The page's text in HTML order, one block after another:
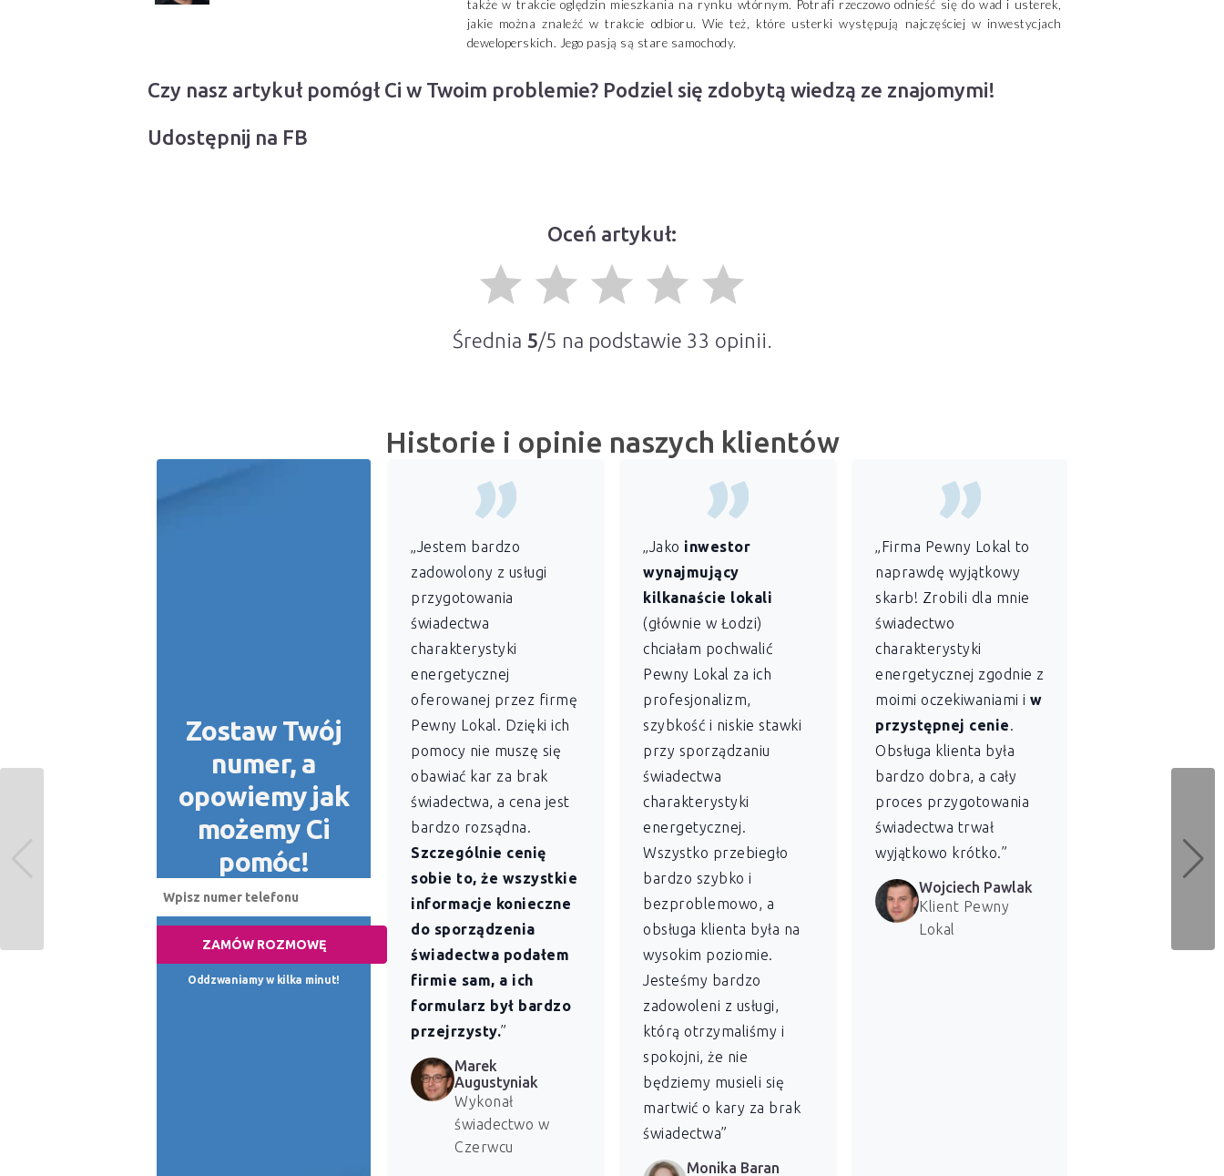
także w trakcie oględzin mieszkania na rynku wtórnym. Potrafi rzeczowo odnieść się do wad i usterek,
jakie można znaleźć w trakcie odbioru. Wie też, które usterki występują najczęściej w inwestycjach
deweloperskich. Jego pasją są stare samochody.
Czy nasz artykuł pomógł Ci w Twoim problemie? Podziel się zdobytą wiedzą ze znajomymi!
Udostępnij na FB
Oceń artykuł:
grade grade grade grade grade
Średnia 5/5 na podstawie 33 opinii.
Historie i opinie naszych klientów
Zostaw Twój
numer, a
opowiemy jak
możemy Ci
pomóc!
ZAMÓW ROZMOWĘ
Oddzwaniamy w kilka minut!
„Jestem bardzo
zadowolony z usługi
przygotowania
świadectwa
charakterystyki
energetycznej
oferowanej przez firmę
Pewny Lokal. Dzięki ich
pomocy nie muszę się
obawiać kar za brak
świadectwa, a cena jest
bardzo rozsądna.
Szczególnie cenię
sobie to, że wszystkie
informacje konieczne
do sporządzenia
świadectwa podałem
firmie sam, a ich
formularz był bardzo
przejrzysty.”
Marek
Augustyniak
Wykonał
świadectwo w
Czerwcu
„Jako inwestor
wynajmujący
kilkanaście lokali
(głównie w Łodzi)
chciałam pochwalić
Pewny Lokal za ich
profesjonalizm,
szybkość i niskie stawki
przy sporządzaniu
świadectwa
charakterystyki
energetycznej.
Wszystko przebiegło
bardzo szybko i
bezproblemowo, a
obsługa klienta była na
wysokim poziomie.
Jesteśmy bardzo
zadowoleni z usługi,
którą otrzymaliśmy i
spokojni, że nie
będziemy musieli się
martwić o kary za brak
świadectwa”
Monika Baran
„Firma Pewny Lokal to
naprawdę wyjątkowy
skarb! Zrobili dla mnie
świadectwo
charakterystyki
energetycznej zgodnie z
moimi oczekiwaniami i w
przystępnej cenie.
Obsługa klienta była
bardzo dobra, a cały
proces przygotowania
świadectwa trwał
wyjątkowo krótko.”
Wojciech Pawlak
Klient Pewny
Lokal